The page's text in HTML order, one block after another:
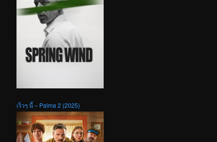
เร็วๆ นี้ – Palma 2 (2025)